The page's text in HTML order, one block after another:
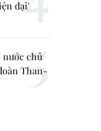
đại'
chủ
Than-